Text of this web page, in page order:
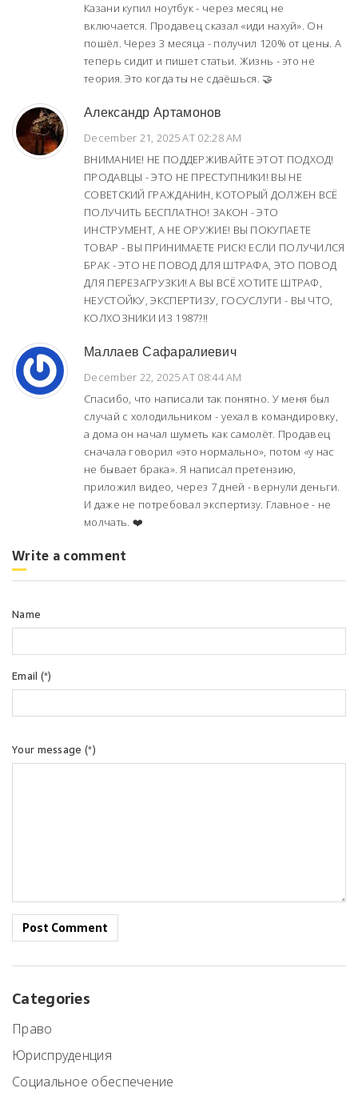
Казани купил ноутбук - через месяц не
включается. Продавец сказал «иди нахуй». Он
пошёл. Через 3 месяца - получил 120% от цены. А
теперь сидит и пишет статьи. Жизнь - это не
теория. Это когда ты не сдаёшься. 🤝
Александр Артамонов
December 21, 2025 AT 02:28 AM
ВНИМАНИЕ! НЕ ПОДДЕРЖИВАЙТЕ ЭТОТ ПОДХОД!
ПРОДАВЦЫ - ЭТО НЕ ПРЕСТУПНИКИ! ВЫ НЕ
СОВЕТСКИЙ ГРАЖДАНИН, КОТОРЫЙ ДОЛЖЕН ВСЁ
ПОЛУЧИТЬ БЕСПЛАТНО! ЗАКОН - ЭТО
ИНСТРУМЕНТ, А НЕ ОРУЖИЕ! ВЫ ПОКУПАЕТЕ
ТОВАР - ВЫ ПРИНИМАЕТЕ РИСК! ЕСЛИ ПОЛУЧИЛСЯ
БРАК - ЭТО НЕ ПОВОД ДЛЯ ШТРАФА, ЭТО ПОВОД
ДЛЯ ПЕРЕЗАГРУЗКИ! А ВЫ ВСЁ ХОТИТЕ ШТРАФ,
НЕУСТОЙКУ, ЭКСПЕРТИЗУ, ГОСУСЛУГИ - ВЫ ЧТО,
КОЛХОЗНИКИ ИЗ 1987?!!
Маллаев Сафаралиевич
December 22, 2025 AT 08:44 AM
Спасибо, что написали так понятно. У меня был
случай с холодильником - уехал в командировку,
а дома он начал шуметь как самолёт. Продавец
сначала говорил «это нормально», потом «у нас
не бывает брака». Я написал претензию,
приложил видео, через 7 дней - вернули деньги.
И даже не потребовал экспертизу. Главное - не
молчать. ❤️
Write a comment
Name
Email (*)
Your message (*)
Post Comment
Categories
Право
Юриспруденция
Социальное обеспечение